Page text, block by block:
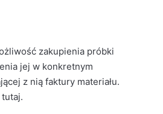
zakupienia próbki
jej w konkretnym
z nią faktury materiału.
tutaj.